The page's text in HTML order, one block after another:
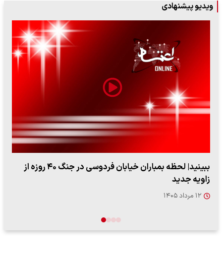
ویدیو پیشنهادی
ببینید| لحظه بمباران خیابان فردوسی در جنگ ۴۰ روزه از
ببینید| ویدئویی جدید از لحظه زلزله ۷.۱